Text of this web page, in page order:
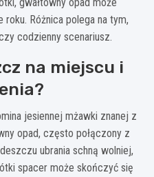
Różnica polega na tym,
codzienny scenariusz.
na miejscu i
jesiennej mżawki znanej z
opad, często połączony z
ubrania schną wolniej,
spacer może skończyć się